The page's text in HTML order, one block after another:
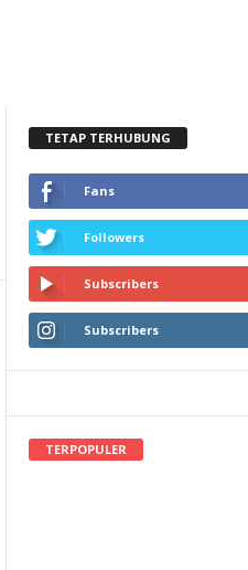
TETAP TERHUBUNG
Fans
Followers
Subscribers
Subscribers